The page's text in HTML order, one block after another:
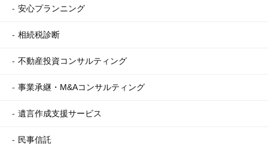
安心プランニング
相続税診断
不動産投資コンサルティング
事業承継・M&Aコンサルティング
遺言作成支援サービス
民事信託